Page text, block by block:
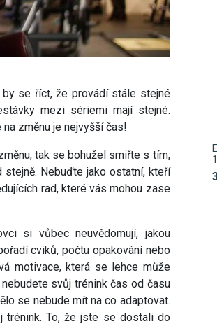
se říct, že provádí stále stejné
mezi sériemi mají stejné.
změnu je nejvyšší čas!
tak se bohužel smiřte s tím,
Nebuďte jako ostatní, kteří
rad, které vás mohou zase
si vůbec neuvědomují, jakou
cviků, počtu opakování nebo
motivace, která se lehce může
svůj trénink čas od času
se nebude mít na co adaptovat.
trénink. To, že jste se dostali do